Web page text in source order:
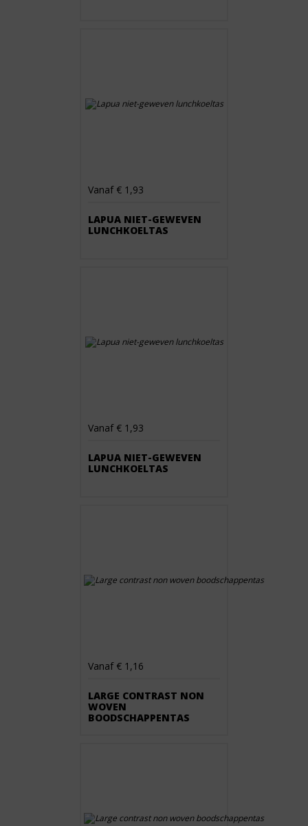
Vanaf € 1,93
LAPUA NIET-GEWEVEN
LUNCHKOELTAS
Vanaf € 1,93
LAPUA NIET-GEWEVEN
LUNCHKOELTAS
Vanaf € 1,16
LARGE CONTRAST NON
WOVEN
BOODSCHAPPENTAS